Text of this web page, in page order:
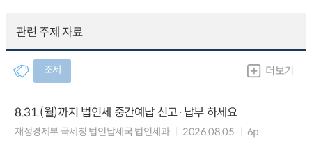
관련 주제 자료
조세 더보기
8.31.(월)까지 법인세 중간예납 신고·납부 하세요
재정경제부 국세청 법인납세국 법인세과 2026.08.05 6p